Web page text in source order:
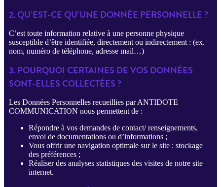
2. QU’EST-CE QU’UNE DONNÉE PERSONNELLE ?
C’est toute information relative à une personne physique
susceptible d’être identifiée, directement ou indirectement : (ex.
nom, numéro de téléphone, adresse mail…)
3. POURQUOI CERTAINES DE VOS DONNÉES
SONT-ELLES COLLECTÉES ?
Les Données Personnelles recueillies par ANTIDOTE
COMMUNICATION nous permettent de :
Répondre à vos demandes de contact/ renseignements,
envoi de documentations ou d’informations ;
Vous offrir une navigation optimale sur le site : stockage
des préférences ;
Réaliser des analyses statistiques des visites de notre site
internet.